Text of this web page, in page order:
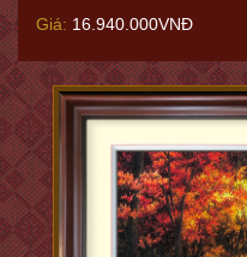
Giá: 16.940.000VNĐ